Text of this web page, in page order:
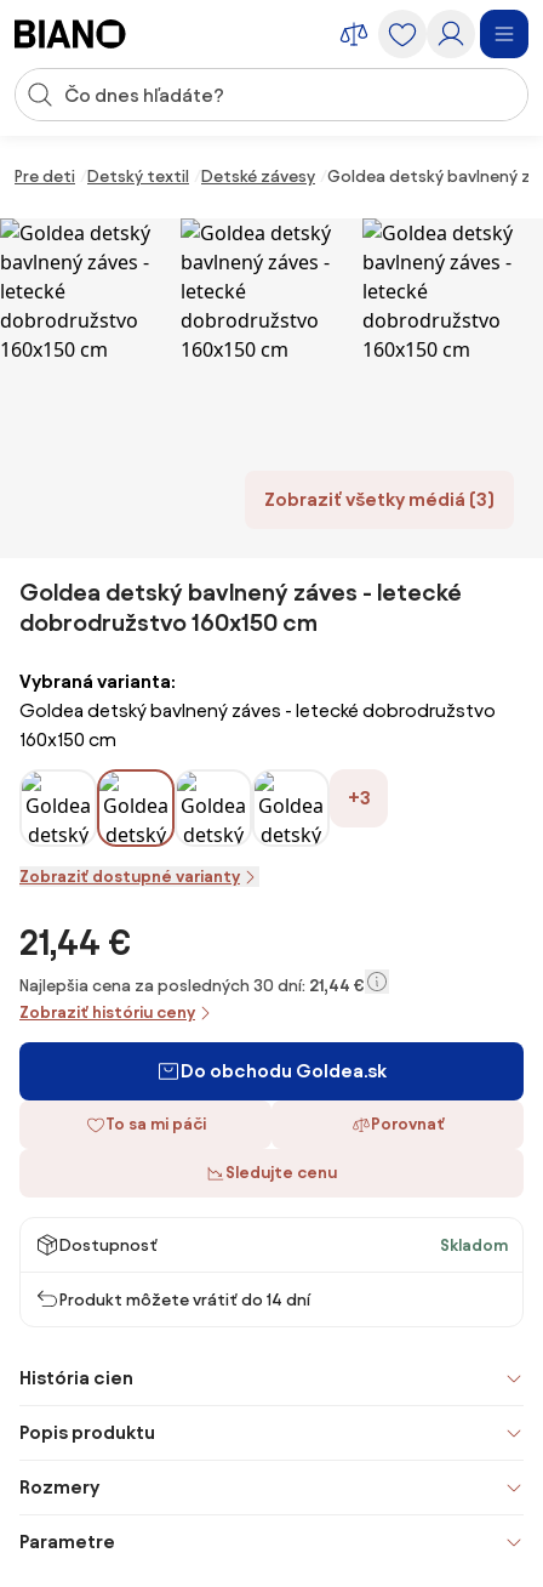
Vstup pre vyhľadávanie
Pre deti Detský textil Detské závesy Goldea detský bavlnený
Zobraziť všetky médiá (3)
Goldea detský bavlnený záves - letecké
dobrodružstvo 160x150 cm
Vybraná varianta:
Goldea detský bavlnený záves - letecké dobrodružstvo
160x150 cm
+3
Zobraziť dostupné varianty
21,44 €
Najlepšia cena za posledných 30 dní: 21,44 €
Zobraziť históriu ceny
Do obchodu Goldea.sk
To sa mi páči Porovnať
Sledujte cenu
Dostupnosť Skladom
Produkt môžete vrátiť do 14 dní
História cien
Popis produktu
Rozmery
Parametre